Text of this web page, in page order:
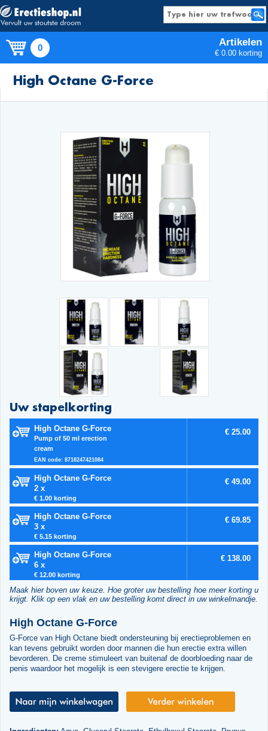
0 Artikelen
€ 0.00 korting
Producten
High Octane G-Force
Uw stapelkorting
High Octane G-Force
Pump of 50 ml erection
cream
EAN code: 8718247421084
€ 25.00
High Octane G-Force
2 x
€ 1.00 korting
€ 49.00
High Octane G-Force
3 x
€ 5.15 korting
€ 69.85
High Octane G-Force
6 x
€ 12.00 korting
€ 138.00
Maak hier boven uw keuze. Hoe groter uw bestelling hoe meer korting u
krijgt. Klik op een vlak en uw bestelling komt direct in uw winkelmandje.
High Octane G-Force
G-Force van High Octane biedt ondersteuning bij erectieproblemen en
kan tevens gebruikt worden door mannen die hun erectie extra willen
bevorderen. De creme stimuleert van buitenaf de doorbloeding naar de
penis waardoor het mogelijk is een stevigere erectie te krijgen.